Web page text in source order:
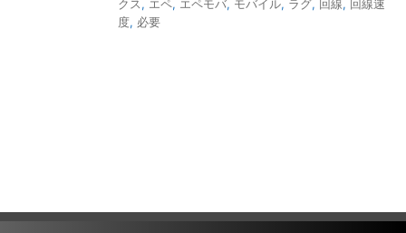
クス, エペ, エペモバ, モバイル, ラグ, 回線, 回線速
度, 必要